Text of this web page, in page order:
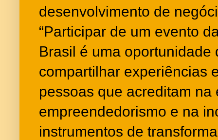
desenvolvimento de
“Participar de um evento
Brasil é uma oportunidade
compartilhar experiências
pessoas que acreditam na
empreendedorismo e na
instrumentos de